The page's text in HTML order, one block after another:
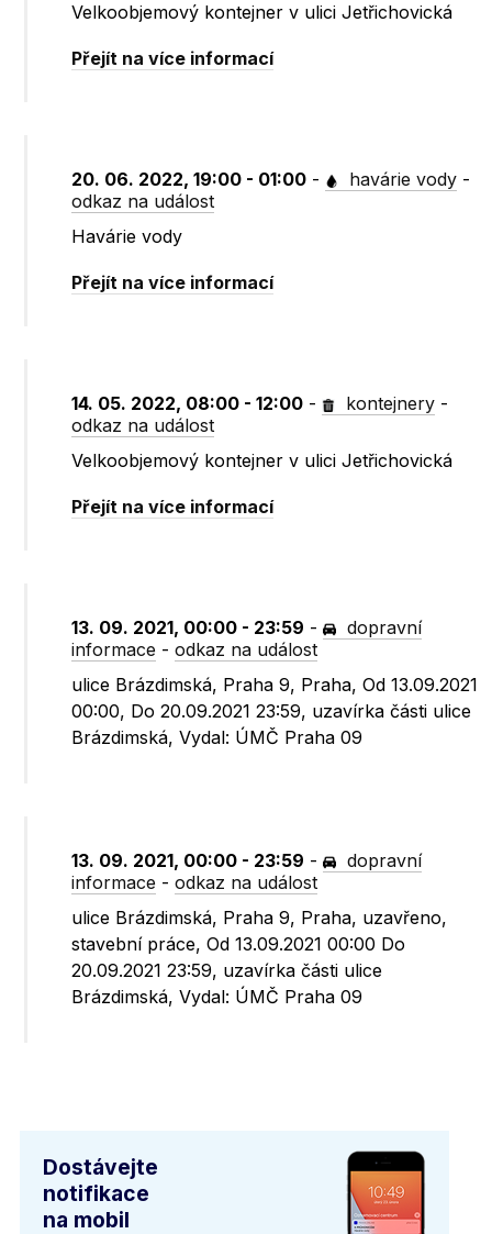
Velkoobjemový kontejner v ulici Jetřichovická
Přejít na více informací
20. 06. 2022, 19:00 - 01:00 - havárie vody -
odkaz na událost
Havárie vody
Přejít na více informací
14. 05. 2022, 08:00 - 12:00 - kontejnery -
odkaz na událost
Velkoobjemový kontejner v ulici Jetřichovická
Přejít na více informací
13. 09. 2021, 00:00 - 23:59 -
dopravní
informace -odkaz na událost
ulice Brázdimská, Praha 9, Praha, Od 13.09.2021
00:00, Do 20.09.2021 23:59, uzavírka části ulice
Brázdimská, Vydal: ÚMČ Praha 09
13. 09. 2021, 00:00 - 23:59 -
dopravní
informace -odkaz na událost
ulice Brázdimská, Praha 9, Praha, uzavřeno,
stavební práce, Od 13.09.2021 00:00 Do
20.09.2021 23:59, uzavírka části ulice
Brázdimská, Vydal: ÚMČ Praha 09
Dostávejte
notifikace
na mobil